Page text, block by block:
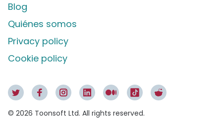
Blog
Quiénes somos
Privacy policy
Cookie policy
© 2026 Toonsoft Ltd. All rights reserved.